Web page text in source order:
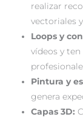
realizar
vectoriales
Loops y
vídeos y
Pintura y
genera
Capas 3D: